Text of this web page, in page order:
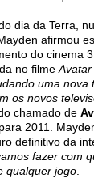
dia da Terra,
afirmou
do cinema
no filme Avatar
uma nova
os novos
chamado de
2011.
definitivo da
fazer com
qualquer jogo